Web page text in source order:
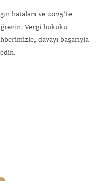
hataları ve 2025'te
Vergi hukuku
davayı başarıyla